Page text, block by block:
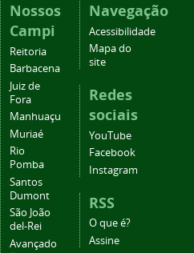
Nossos
Campi
Reitoria
Barbacena
Juiz de
Fora
Manhuaçu
Muriaé
Rio
Pomba
Santos
Dumont
São João
del-Rei
Avançado
Navegação
Acessibilidade
Mapa do
site
Redes
sociais
YouTube
Facebook
Instagram
RSS
O que é?
Assine